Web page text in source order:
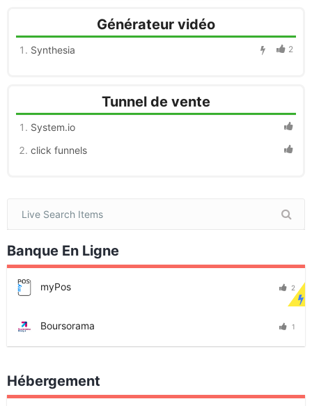
Générateur vidéo
Synthesia 2
Tunnel de vente
System.io
click funnels
Banque En Ligne
myPos 2
Boursorama 1
Hébergement